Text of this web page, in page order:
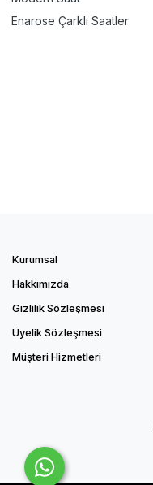
Enarose Çarklı Saatler
Kurumsal
Hakkımızda
Gizlilik Sözleşmesi
Üyelik Sözleşmesi
Müşteri Hizmetleri